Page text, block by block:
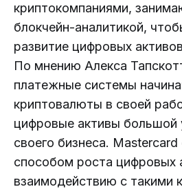
криптокомпаниями,
блокчейн-аналитикой,
развитие цифровых
По мнению Алекса
платежные системы
криптовалюты в своей
цифровые активы большой
своего бизнеса.
способом роста цифровых
взаимодействию с такими